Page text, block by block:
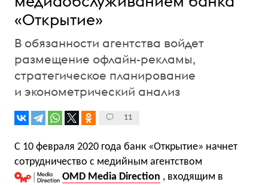
«Открытие»
В обязанности агентства войдет
размещение офлайн-рекламы,
стратегическое планирование
и эконометрический анализ
11
С 10 февраля 2020 года банк «Открытие» начнет
сотрудничество с медийным агентством
OMD Media Direction , входящим в